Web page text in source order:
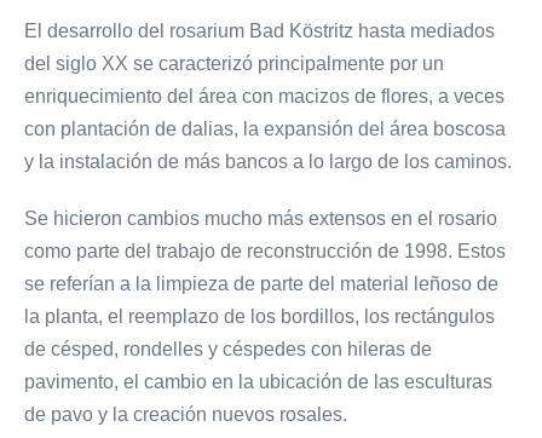
El desarrollo del rosarium Bad Köstritz hasta mediados
del siglo XX se caracterizó principalmente por un
enriquecimiento del área con macizos de flores, a veces
con plantación de dalias, la expansión del área boscosa
y la instalación de más bancos a lo largo de los caminos.
Se hicieron cambios mucho más extensos en el rosario
como parte del trabajo de reconstrucción de 1998. Estos
se referían a la limpieza de parte del material leñoso de
la planta, el reemplazo de los bordillos, los rectángulos
de césped, rondelles y céspedes con hileras de
pavimento, el cambio en la ubicación de las esculturas
de pavo y la creación nuevos rosales.